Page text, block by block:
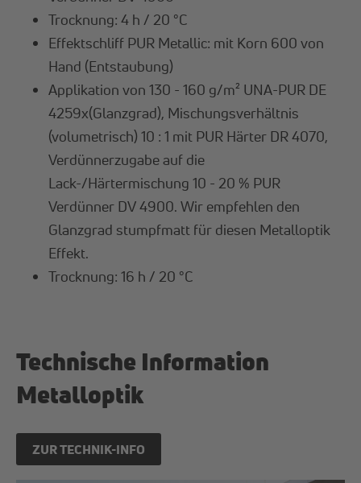
Trocknung: 4 h / 20 °C
Effektschliff PUR Metallic: mit Korn 600 von
Hand (Entstaubung)
Applikation von 130 - 160 g/m² UNA-PUR DE
4259x(Glanzgrad), Mischungsverhältnis
(volumetrisch) 10 : 1 mit PUR Härter DR 4070,
Verdünnerzugabe auf die
Lack-/Härtermischung 10 - 20 % PUR
Verdünner DV 4900. Wir empfehlen den
Glanzgrad stumpfmatt für diesen Metalloptik
Effekt.
Trocknung: 16 h / 20 °C
Technische Information
Metalloptik
ZUR TECHNIK-INFO